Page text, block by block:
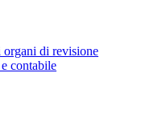
di revisione
contabile